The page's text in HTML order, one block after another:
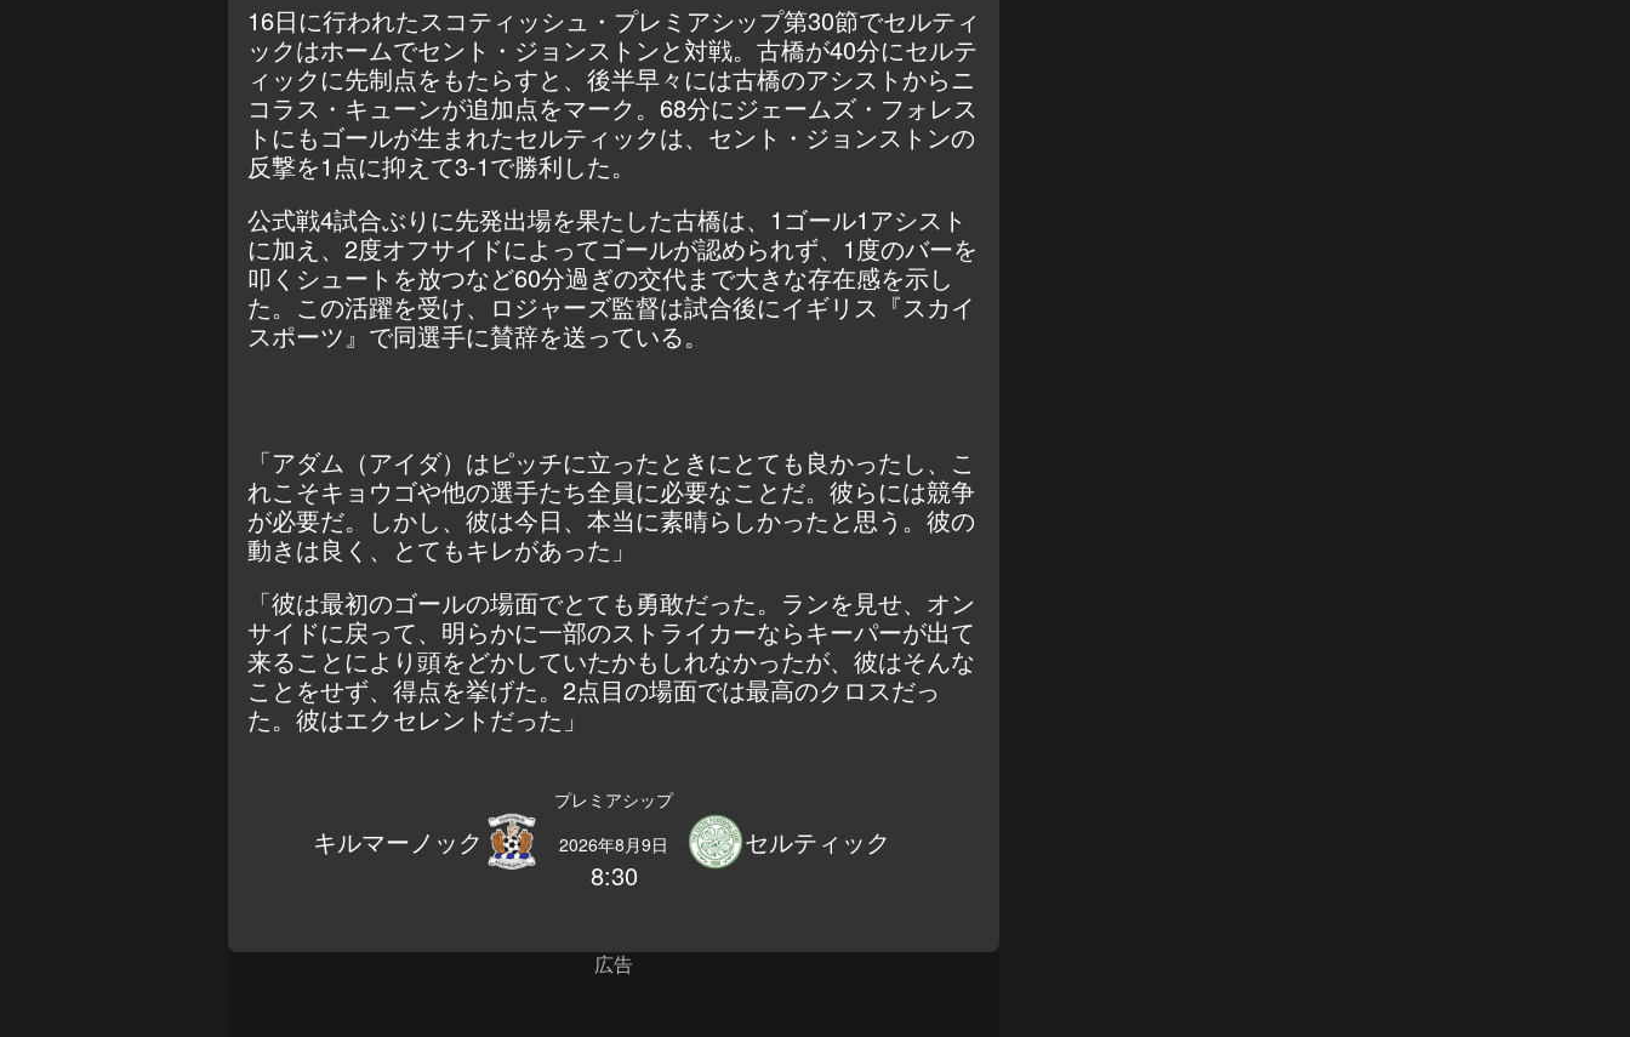
16日に行われたスコティッシュ・プレミアシップ第30節でセルティ
ックはホームでセント・ジョンストンと対戦。古橋が40分にセルテ
ィックに先制点をもたらすと、後半早々には古橋のアシストからニ
コラス・キューンが追加点をマーク。68分にジェームズ・フォレス
トにもゴールが生まれたセルティックは、セント・ジョンストンの
反撃を1点に抑えて3-1で勝利した。
公式戦4試合ぶりに先発出場を果たした古橋は、1ゴール1アシスト
に加え、2度オフサイドによってゴールが認められず、1度のバーを
叩くシュートを放つなど60分過ぎの交代まで大きな存在感を示し
た。この活躍を受け、ロジャーズ監督は試合後にイギリス『スカイ
スポーツ』で同選手に賛辞を送っている。
「アダム（アイダ）はピッチに立ったときにとても良かったし、こ
れこそキョウゴや他の選手たち全員に必要なことだ。彼らには競争
が必要だ。しかし、彼は今日、本当に素晴らしかったと思う。彼の
動きは良く、とてもキレがあった」
「彼は最初のゴールの場面でとても勇敢だった。ランを見せ、オン
サイドに戻って、明らかに一部のストライカーならキーパーが出て
来ることにより頭をどかしていたかもしれなかったが、彼はそんな
ことをせず、得点を挙げた。2点目の場面では最高のクロスだっ
た。彼はエクセレントだった」
プレミアシップ
キルマーノック 2026年8月9日
8:30
セルティック
広告